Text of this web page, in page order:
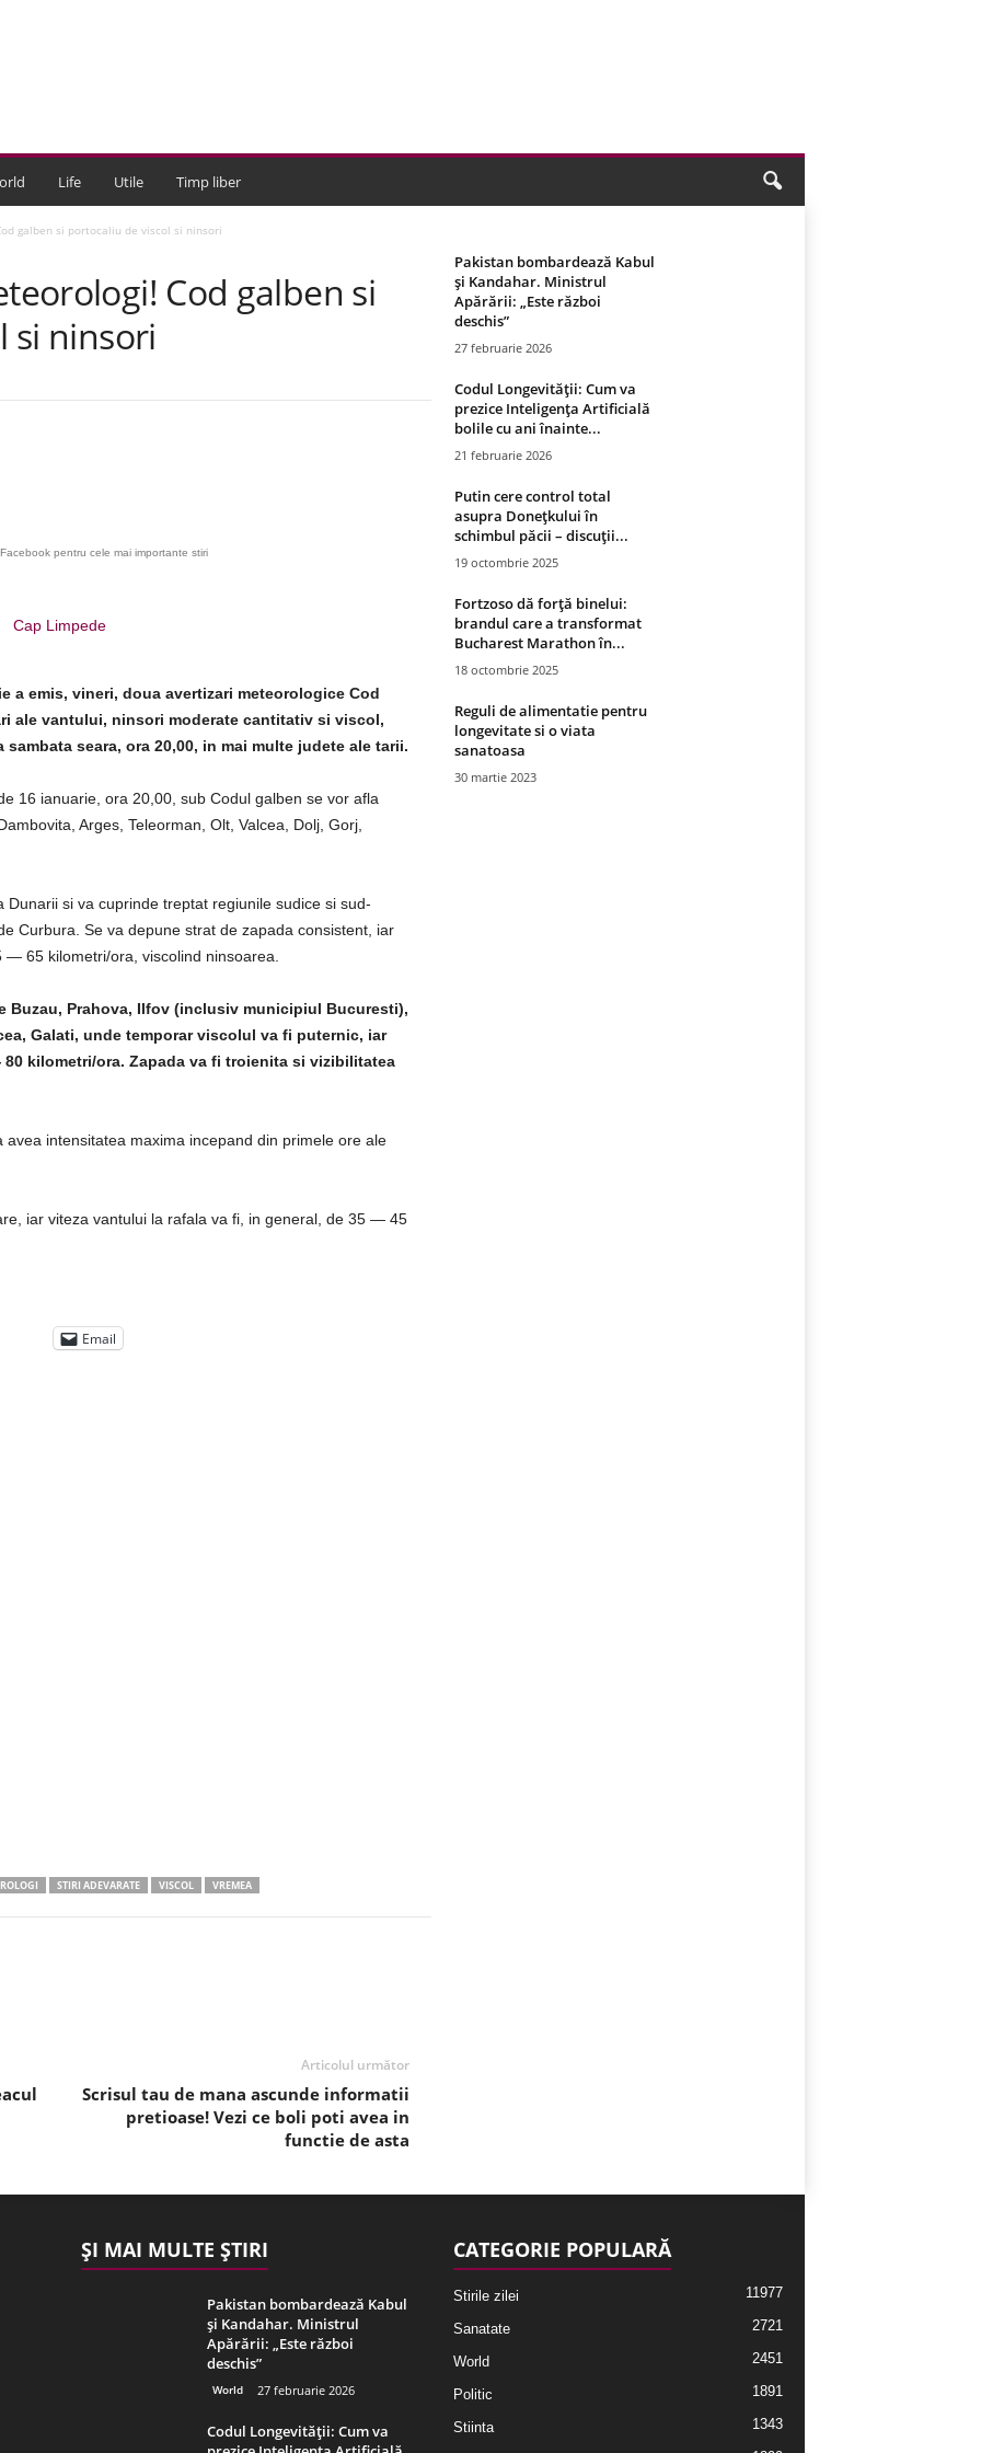
Life Utile Timp liber
galben si portocaliu de viscol si ninsori
Cod galben si
si ninsori
pentru cele mai importante stiri
Cap Limpede
a emis, vineri, doua avertizari meteorologice Cod
ale vantului, ninsori moderate cantitativ si viscol,
seara, ora 20,00, in mai multe judete ale tarii.
16 ianuarie, ora 20,00, sub Codul galben se vor afla
Arges, Teleorman, Olt, Valcea, Dolj, Gorj,
si va cuprinde treptat regiunile sudice si sud-
Curbura. Se va depune strat de zapada consistent, iar
65 kilometri/ora, viscolind ninsoarea.
Prahova, Ilfov (inclusiv municipiul Bucuresti),
Galati, unde temporar viscolul va fi puternic, iar
kilometri/ora. Zapada va fi troienita si vizibilitatea
intensitatea maxima incepand din primele ore ale
iar viteza vantului la rafala va fi, in general, de 35 — 45
Email
STIRI ADEVARATE VISCOL VREMEA
Articolul următor
Scrisul tau de mana ascunde informatii
pretioase! Vezi ce boli poti avea in
functie de asta
Pakistan bombardează Kabul
și Kandahar. Ministrul
Apărării: „Este război
deschis”
27 februarie 2026
Codul Longevității: Cum va
prezice Inteligența Artificială
bolile cu ani înainte...
21 februarie 2026
Putin cere control total
asupra Donețkului în
schimbul păcii – discuții...
19 octombrie 2025
Fortzoso dă forță binelui:
brandul care a transformat
Bucharest Marathon în...
18 octombrie 2025
Reguli de alimentatie pentru
longevitate si o viata
sanatoasa
30 martie 2023
ȘI MAI MULTE ȘTIRI
Pakistan bombardează Kabul
și Kandahar. Ministrul
Apărării: „Este război
deschis”
World 27 februarie 2026
Codul Longevității: Cum va
CATEGORIE POPULARĂ
Stirile zilei 11977
Sanatate 2721
World 2451
Politic 1891
Stiinta 1343